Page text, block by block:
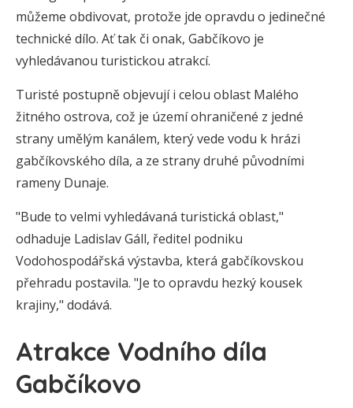
můžeme obdivovat, protože jde opravdu o jedinečné
technické dílo. Ať tak či onak, Gabčíkovo je
vyhledávanou turistickou atrakcí.
Turisté postupně objevují i celou oblast Malého
žitného ostrova, což je území ohraničené z jedné
strany umělým kanálem, který vede vodu k hrázi
gabčíkovského díla, a ze strany druhé původními
rameny Dunaje.
"Bude to velmi vyhledávaná turistická oblast,"
odhaduje Ladislav Gáll, ředitel podniku
Vodohospodářská výstavba, která gabčíkovskou
přehradu postavila. "Je to opravdu hezký kousek
krajiny," dodává.
Atrakce Vodního díla
Gabčíkovo